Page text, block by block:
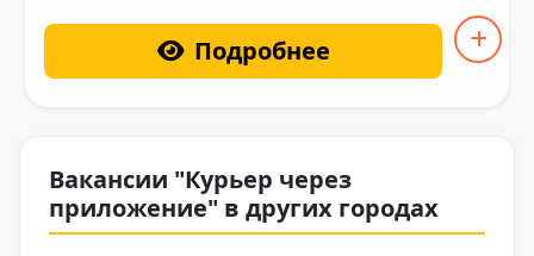
Подробнее
Вакансии "Курьер через
приложение" в других городах